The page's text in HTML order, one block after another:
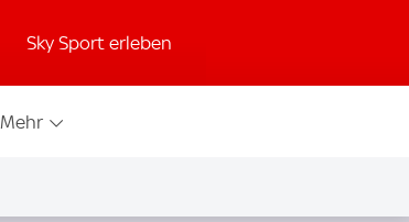
Sky Sport erleben
Mehr